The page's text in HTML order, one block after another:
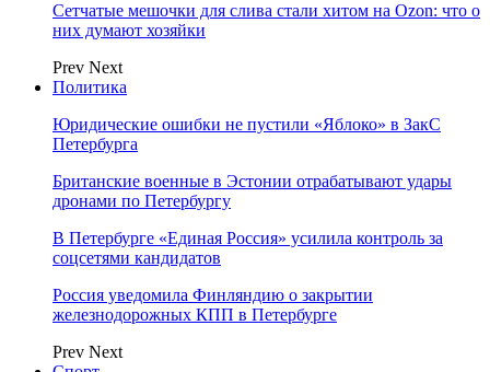
Сетчатые мешочки для слива стали хитом на Ozon: что о
них думают хозяйки
Prev Next
Политика
Юридические ошибки не пустили «Яблоко» в ЗакС
Петербурга
Британские военные в Эстонии отрабатывают удары
дронами по Петербургу
В Петербурге «Единая Россия» усилила контроль за
соцсетями кандидатов
Россия уведомила Финляндию о закрытии
железнодорожных КПП в Петербурге
Prev Next